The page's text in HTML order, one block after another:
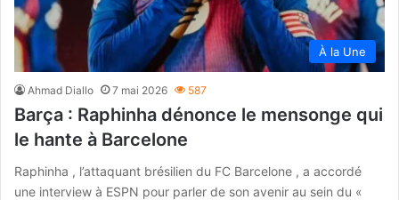
À la Une
Ahmad Diallo 7 mai 2026 587
Barça : Raphinha dénonce le mensonge qui
le hante à Barcelone
Raphinha , l’attaquant brésilien du FC Barcelone , a accordé
une interview à ESPN pour parler de son avenir au sein du «